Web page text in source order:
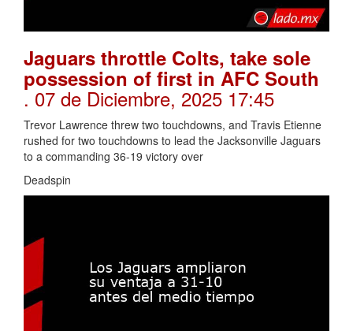
Jaguars throttle Colts, take sole
possession of first in AFC South
. 07 de Diciembre, 2025 17:45
Trevor Lawrence threw two touchdowns, and Travis Etienne
rushed for two touchdowns to lead the Jacksonville Jaguars
to a commanding 36-19 victory over
Deadspin